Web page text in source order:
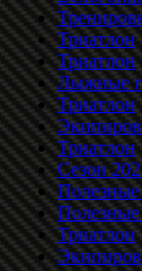
Триатлон
Триатлон
Лыжные
Триатлон
Триатлон
Сезон
Полезные
Полезные
Триатлон